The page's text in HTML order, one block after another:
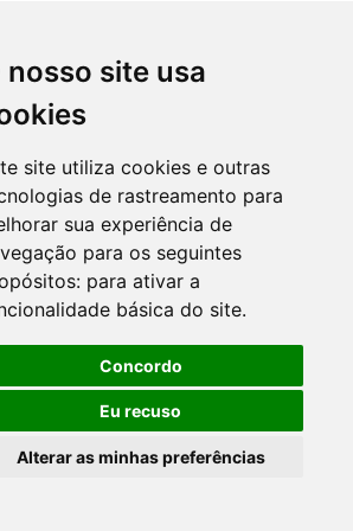
nosso site usa
site utiliza cookies e outras
de rastreamento para
sua experiência de
para os seguintes
para ativar a
básica do site.
Concordo
Eu recuso
Alterar as minhas preferências